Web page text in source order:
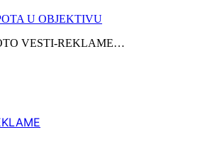
U OBJEKTIVU
VESTI-REKLAME…